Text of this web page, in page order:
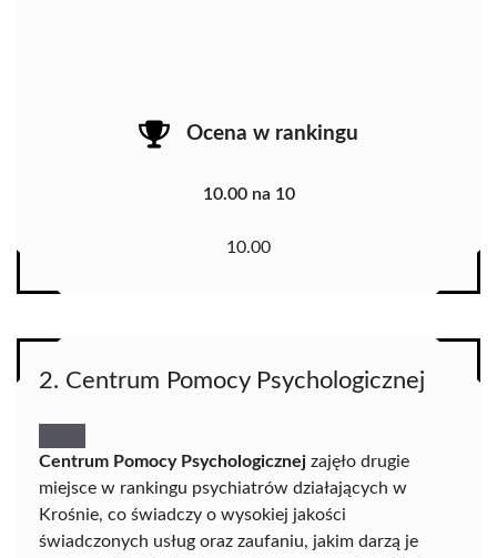
Ocena w rankingu
10.00 na 10
10.00
2. Centrum Pomocy Psychologicznej
Centrum Pomocy Psychologicznej zajęło drugie
miejsce w rankingu psychiatrów działających w
Krośnie, co świadczy o wysokiej jakości
świadczonych usług oraz zaufaniu, jakim darzą je